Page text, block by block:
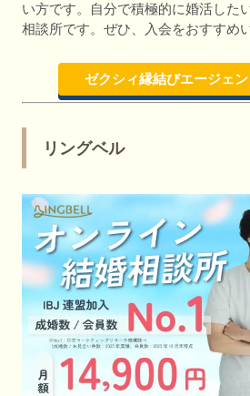
い方です。自分で積極的に婚活した
相談所です。ぜひ、入会をおすすめ
ゼクシィ縁結びエージェ
リングベル